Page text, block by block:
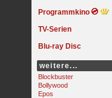
Programmkino
TV-Serien
Blu-ray Disc
weitere...
Blockbuster
Bollywood
Epos